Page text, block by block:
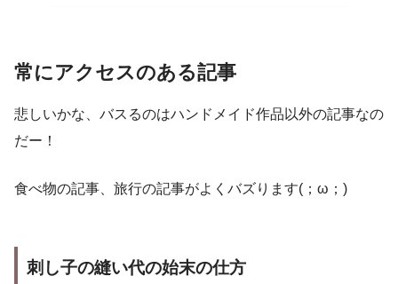
常にアクセスのある記事
悲しいかな、バスるのはハンドメイド作品以外の記事なの
だー！
食べ物の記事、旅行の記事がよくバズります(；ω；)
刺し子の縫い代の始末の仕方